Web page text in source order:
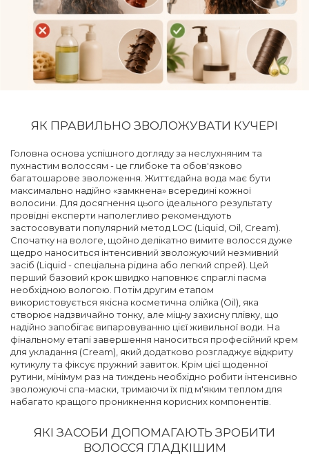
ЯК ПРАВИЛЬНО ЗВОЛОЖУВАТИ КУЧЕРІ
Головна основа успішного догляду за неслухняним та
пухнастим волоссям - це глибоке та обов'язково
багатошарове зволоження. Життєдайна вода має бути
максимально надійно «замкнена» всередині кожної
волосини. Для досягнення цього ідеального результату
провідні експерти наполегливо рекомендують
застосовувати популярний метод LOC (Liquid, Oil, Cream).
Спочатку на вологе, щойно делікатно вимите волосся дуже
щедро наноситься інтенсивний зволожуючий незмивний
засіб (Liquid - спеціальна рідина або легкий спрей). Цей
перший базовий крок швидко наповнює спраглі пасма
необхідною вологою. Потім другим етапом
використовується якісна косметична олійка (Oil), яка
створює надзвичайно тонку, але міцну захисну плівку, що
надійно запобігає випаровуванню цієї живильної води. На
фінальному етапі завершення наноситься професійний крем
для укладання (Cream), який додатково розгладжує відкриту
кутикулу та фіксує пружний завиток. Крім цієї щоденної
рутини, мінімум раз на тиждень необхідно робити інтенсивно
зволожуючі спа-маски, тримаючи їх під м'яким теплом для
набагато кращого проникнення корисних компонентів.
ЯКІ ЗАСОБИ ДОПОМАГАЮТЬ ЗРОБИТИ
ВОЛОССЯ ГЛАДКІШИМ